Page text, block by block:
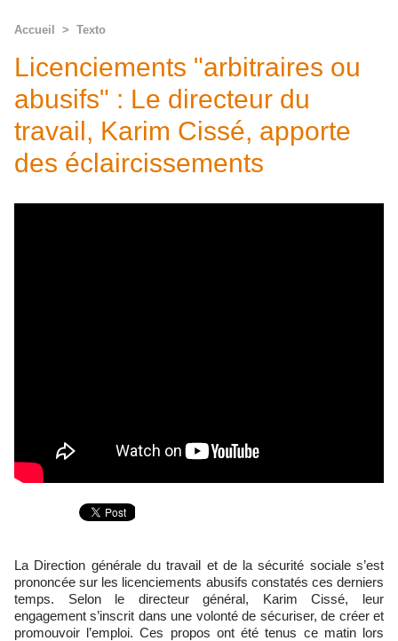
Accueil > Texto
Licenciements "arbitraires ou
abusifs" : Le directeur du
travail, Karim Cissé, apporte
des éclaircissements
La Direction générale du travail et de la sécurité sociale s’est
prononcée sur les licenciements abusifs constatés ces derniers
temps. Selon le directeur général, Karim Cissé, leur
engagement s’inscrit dans une volonté de sécuriser, de créer et
promouvoir l’emploi. Ces propos ont été tenus ce matin lors